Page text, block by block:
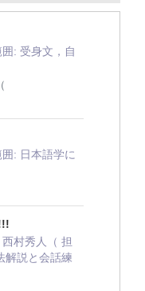
: 受身文，自
（
: 日本語学に
村秀人（ 担
解説と会話練